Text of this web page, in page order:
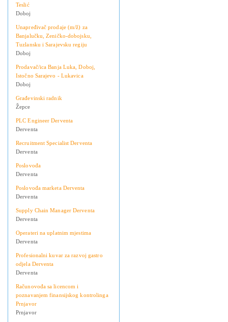
Teslić
Doboj
Unapređivač prodaje (m/ž) za
Banjalučku, Zeničko-dobojsku,
Tuzlansku i Sarajevsku regiju
Doboj
Prodavač/ica Banja Luka, Doboj,
Istočno Sarajevo - Lukavica
Doboj
Građevinski radnik
Žepce
PLC Engineer Derventa
Derventa
Recruitment Specialist Derventa
Derventa
Poslovođa
Derventa
Poslovođa marketa Derventa
Derventa
Supply Chain Manager Derventa
Derventa
Operateri na uplatnim mjestima
Derventa
Profesionalni kuvar za razvoj gastro
odjela Derventa
Derventa
Računovođa sa licencom i
poznavanjem finansijskog kontrolinga
Prnjavor
Prnjavor